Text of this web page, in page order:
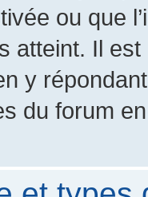
ou que
atteint. Il
y
du forum